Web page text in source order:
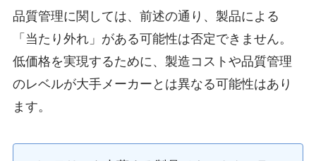
品質管理に関しては、前述の通り、製品による
「当たり外れ」がある可能性は否定できません。
低価格を実現するために、製造コストや品質管理
のレベルが大手メーカーとは異なる可能性はあり
ます。